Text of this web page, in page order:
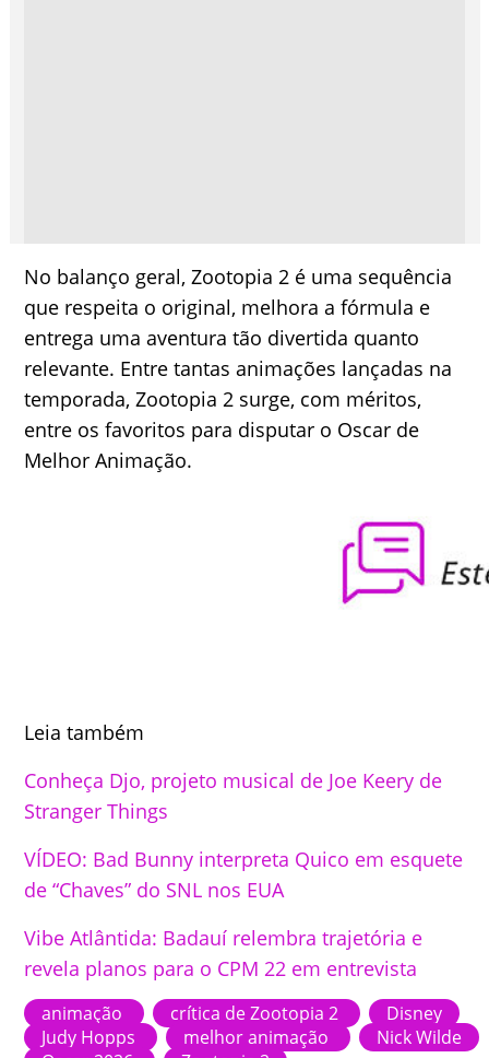
No balanço geral, Zootopia 2 é uma sequência
que respeita o original, melhora a fórmula e
entrega uma aventura tão divertida quanto
relevante. Entre tantas animações lançadas na
temporada, Zootopia 2 surge, com méritos,
entre os favoritos para disputar o Oscar de
Melhor Animação.
Leia também
Conheça Djo, projeto musical de Joe Keery de
Stranger Things
VÍDEO: Bad Bunny interpreta Quico em esquete
de “Chaves” do SNL nos EUA
Vibe Atlântida: Badauí relembra trajetória e
revela planos para o CPM 22 em entrevista
animação crítica de Zootopia 2
Disney
Judy Hopps
melhor animação
Nick Wilde